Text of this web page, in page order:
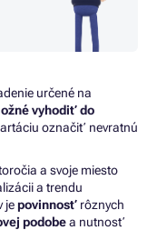
určené na
vyhodiťdo
označiť nevratnú
a svoje miesto
a trendu
jepovinnosť rôznych
podobea nutnosť